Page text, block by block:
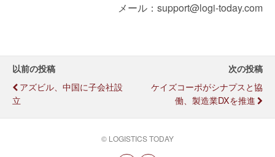
メール：support@logi-today.com
以前の投稿
アズビル、中国に子会社設
立
次の投稿
ケイズコーポがシナプスと協
働、製造業DXを推進
© LOGISTICS TODAY